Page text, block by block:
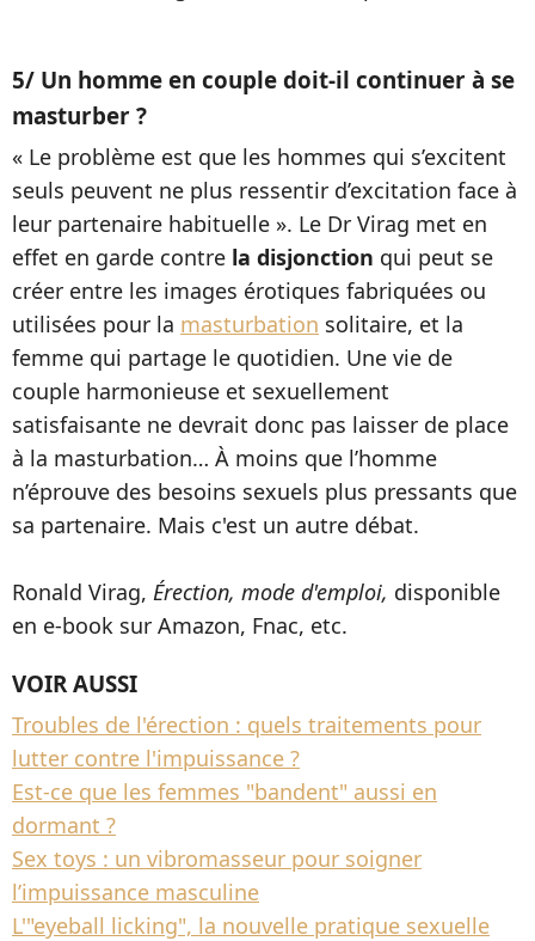
5/ Un homme en couple doit-il continuer à se
masturber ?
« Le problème est que les hommes qui s’excitent
seuls peuvent ne plus ressentir d’excitation face à
leur partenaire habituelle ». Le Dr Virag met en
effet en garde contre la disjonction qui peut se
créer entre les images érotiques fabriquées ou
utilisées pour la masturbation solitaire, et la
femme qui partage le quotidien. Une vie de
couple harmonieuse et sexuellement
satisfaisante ne devrait donc pas laisser de place
à la masturbation… À moins que l’homme
n’éprouve des besoins sexuels plus pressants que
sa partenaire. Mais c'est un autre débat.
Ronald Virag, Érection, mode d'emploi, disponible
en e-book sur Amazon, Fnac, etc.
VOIR AUSSI
Troubles de l'érection : quels traitements pour
lutter contre l'impuissance ?
Est-ce que les femmes "bandent" aussi en
dormant ?
Sex toys : un vibromasseur pour soigner
l’impuissance masculine
L'"eyeball licking", la nouvelle pratique sexuelle